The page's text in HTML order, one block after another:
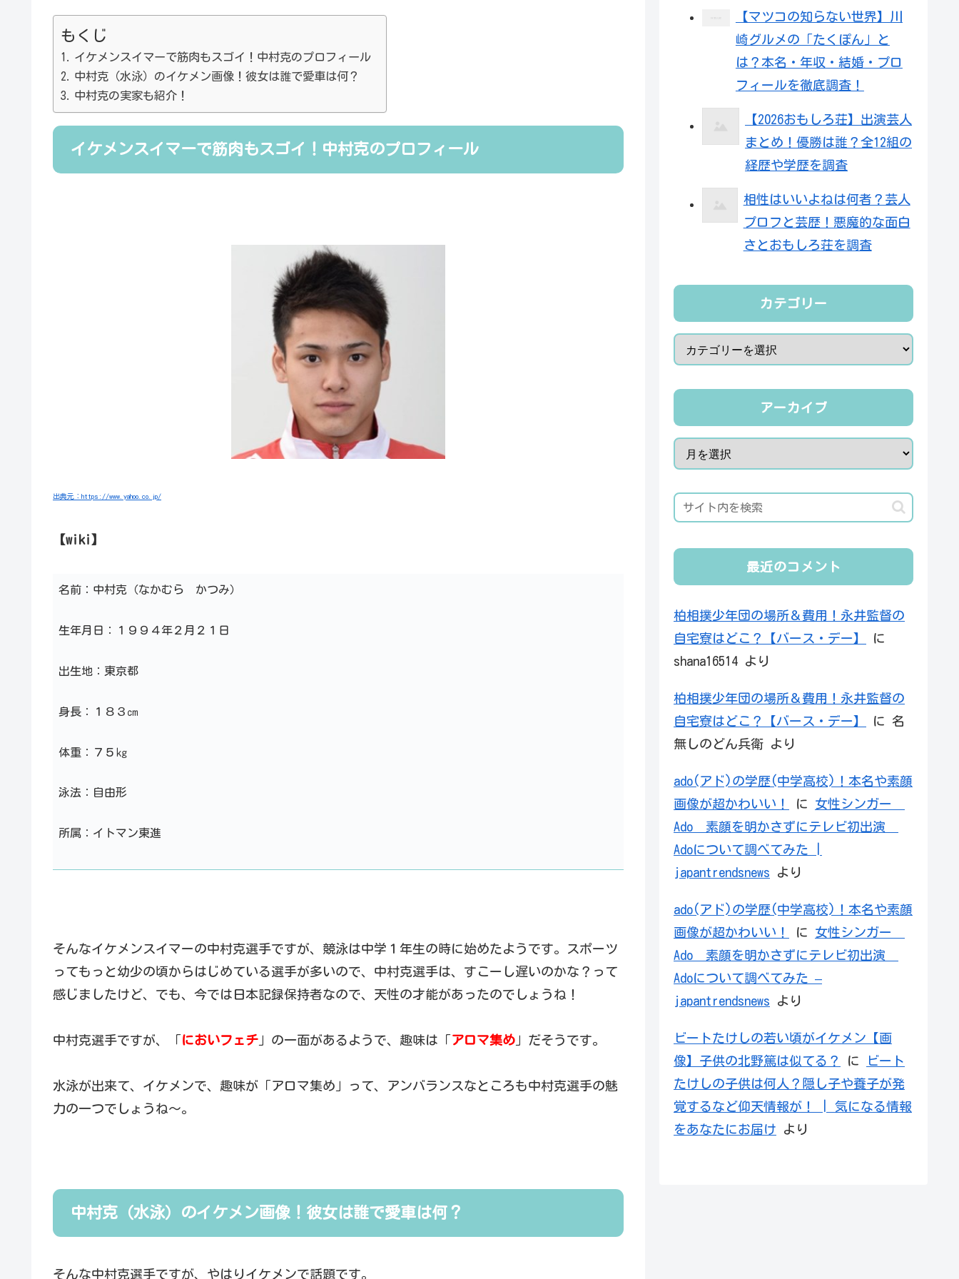
もくじ
イケメンスイマーで筋肉もスゴイ！中村克のプロフィール
中村克（水泳）のイケメン画像！彼女は誰で愛車は何？
中村克の実家も紹介！
イケメンスイマーで筋肉もスゴイ！中村克のプロフィール
出典元：https://www.yahoo.co.jp/
【wiki】
名前：中村克（なかむら かつみ）
生年月日：１９９４年２月２１日
出生地：東京都
身長：１８３㎝
体重：７５㎏
泳法：自由形
所属：イトマン東進
そんなイケメンスイマーの中村克選手ですが、競泳は中学１年生の時に始めたようです。スポーツ
ってもっと幼少の頃からはじめている選手が多いので、中村克選手は、すこーし遅いのかな？って
感じましたけど、でも、今では日本記録保持者なので、天性の才能があったのでしょうね！
中村克選手ですが、「においフェチ 」の一面があるようで、趣味は「アロマ集め 」だそうです。
水泳が出来て、イケメンで、趣味が「アロマ集め」って、アンバランスなところも中村克選手の魅
力の一つでしょうね～。
中村克（水泳）のイケメン画像！彼女は誰で愛車は何？
そんな中村克選手ですが、やはりイケメンで話題です。
【マツコの知らない世界】川
崎グルメの「たくぽん」と
は？本名・年収・結婚・プロ
フィールを徹底調査！
【2026おもしろ荘】出演芸人
まとめ！優勝は誰？全12組の
経歴や学歴を調査
相性はいいよねは何者？芸人
プロフと芸歴！悪魔的な面白
さとおもしろ荘を調査
カテゴリー
アーカイブ
最近のコメント
柏相撲少年団の場所＆費用！永井監督の
自宅寮はどこ？【バース・デー】
に
shana16514 より
柏相撲少年団の場所＆費用！永井監督の
自宅寮はどこ？【バース・デー】
に 名
無しのどん兵衛 より
ado(アド)の学歴(中学高校)！本名や素顔
画像が超かわいい！
に 女性シンガー
Ado 素顔を明かさずにテレビ初出演
Adoについて調べてみた |
japantrendsnews より
ado(アド)の学歴(中学高校)！本名や素顔
画像が超かわいい！
に 女性シンガー
Ado 素顔を明かさずにテレビ初出演
Adoについて調べてみた –
japantrendsnews より
ビートたけしの若い頃がイケメン【画
像】子供の北野篤は似てる？
に
ビート
たけしの子供は何人？隠し子や養子が発
覚するなど仰天情報が！ | 気になる情報
をあなたにお届け より